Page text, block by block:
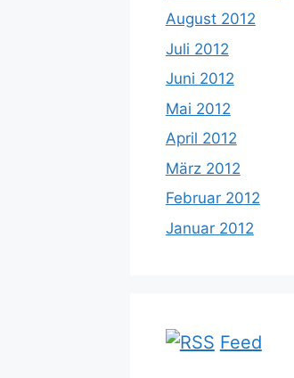
August 2012
Juli 2012
Juni 2012
Mai 2012
April 2012
März 2012
Februar 2012
Januar 2012
Feed